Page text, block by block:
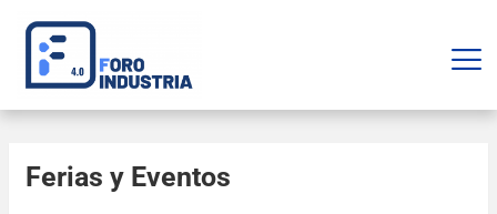
Ferias y Eventos